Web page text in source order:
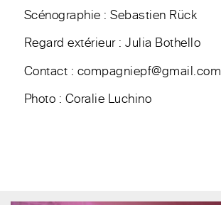
Scénographie : Sebastien Rück
Regard extérieur : Julia Bothello
Contact : compagniepf@gmail.com
Photo : Coralie Luchino